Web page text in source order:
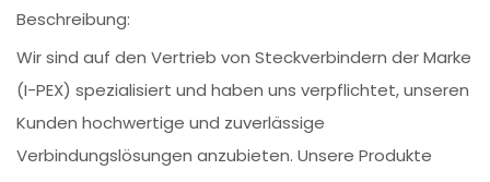
Beschreibung:
Wir sind auf den Vertrieb von Steckverbindern der Marke
(I-PEX) spezialisiert und haben uns verpflichtet, unseren
Kunden hochwertige und zuverlässige
Verbindungslösungen anzubieten. Unsere Produkte